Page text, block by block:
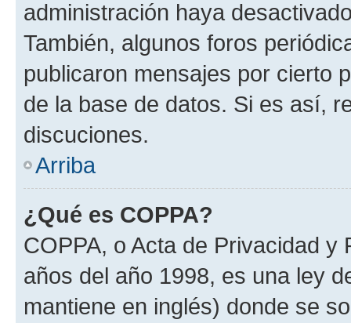
administración haya
También, algunos foros
publicaron mensajes por cierto
de la base de datos. Si es así,
discuciones.
Arriba
¿Qué es COPPA?
COPPA, o Acta de Privacidad
años del año 1998, es una ley
mantiene en inglés) donde se